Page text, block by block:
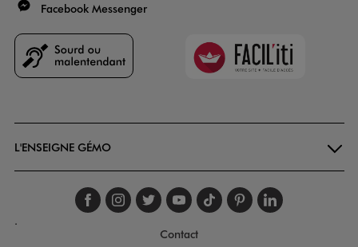
Facebook Messenger
Faciliti
L'ENSEIGNE GÉMO
Suivez-nous sur
Suivez-nous sur
Suivez-nous sur
Suivez-nous
Suivez-nous
Suivez-
.
Contact